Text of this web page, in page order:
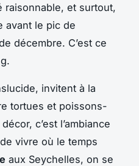
raisonnable, et surtout,
avant le pic de
décembre. C’est ce
invitent à la
tortues et poissons-
c’est l’ambiance
vivre où le temps
aux Seychelles, on se